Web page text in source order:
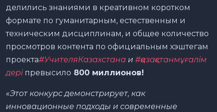
делились знаниями в креативном коротком
формате по гуманитарным, естественным и
техническим дисциплинам, и общее количество
просмотров контента по официальным хэштегам
проекта#УчителяКазахстана и #қазақстанмұғалім
дері превысило 800 миллионов!
«Этот конкурс демонстрирует, как
инновационные подходы и современные